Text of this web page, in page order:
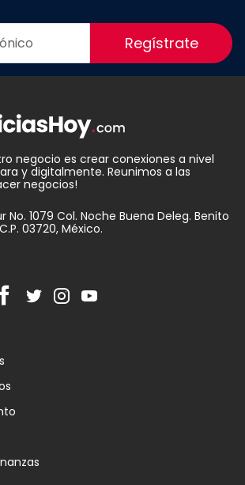
Regístrate
negocio es crear conexiones a nivel
y digitalmente. Reunimos a las
negocios!
No. 1079 Col. Noche Buena Deleg. Benito
03720, México.